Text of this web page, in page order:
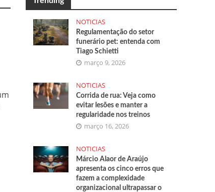
NOTICIAS
Regulamentação do setor
funerário pet: entenda com
Tiago Schietti
março 9, 2026
NOTICIAS
Corrida de rua: Veja como
evitar lesões e manter a
regularidade nos treinos
março 16, 2026
NOTICIAS
Márcio Alaor de Araújo
apresenta os cinco erros que
fazem a complexidade
organizacional ultrapassar o